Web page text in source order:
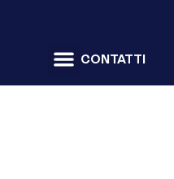
CONTATTI